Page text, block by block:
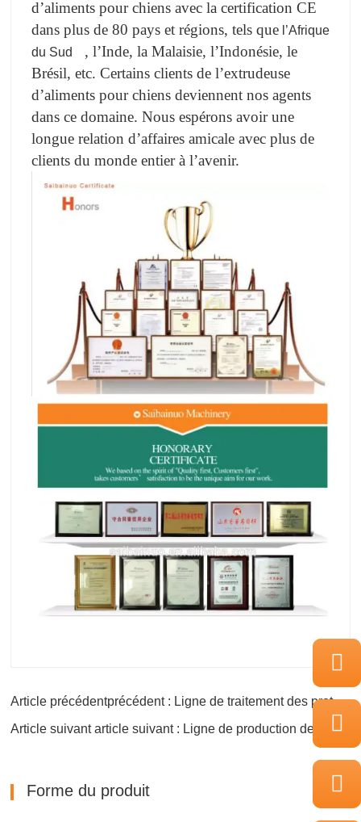
d’aliments pour chiens avec la certification CE
dans plus de 80 pays et régions, tels que l’Afrique
du Sud
, l’Inde, la Malaisie, l’Indonésie, le
Brésil, etc. Certains clients de l’extrudeuse
d’aliments pour chiens deviennent nos agents
dans ce domaine. Nous espérons avoir une
longue relation d’affaires amicale avec plus de
clients du monde entier à l’avenir.
Article précédentprécédent : Ligne de traitement des protéines végétales texturées
Article suivant article suivant : Ligne de production de protéines végétales texturées
Forme du produit